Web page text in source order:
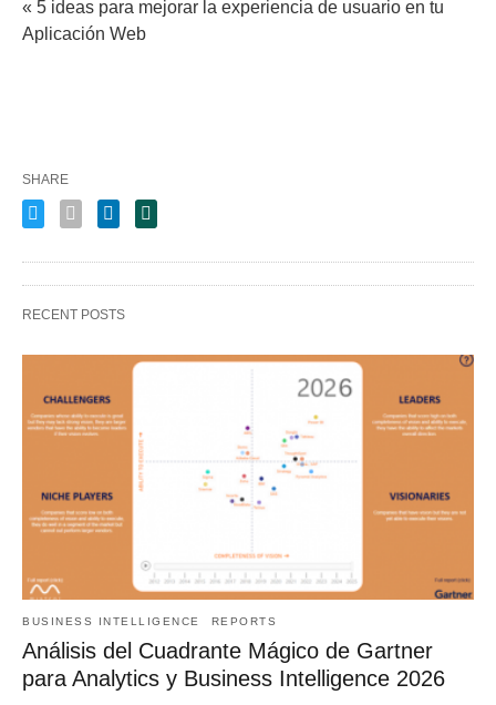
« 5 ideas para mejorar la experiencia de usuario en tu
Aplicación Web
SHARE
RECENT POSTS
BUSINESS INTELLIGENCE REPORTS
Análisis del Cuadrante Mágico de Gartner
para Analytics y Business Intelligence 2026